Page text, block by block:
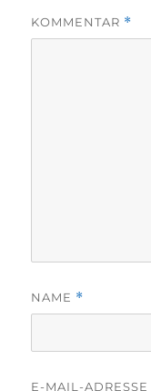
KOMMENTAR *
NAME *
E-MAIL-ADRESSE